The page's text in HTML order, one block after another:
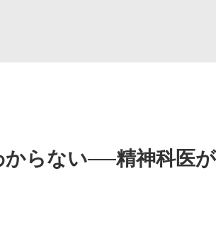
からない──精神科医